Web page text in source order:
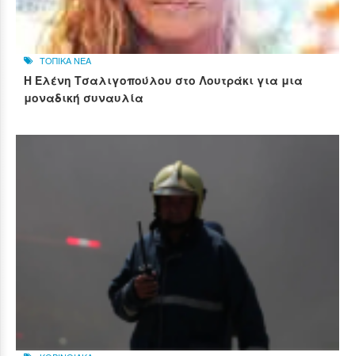
ΤΟΠΙΚΑ ΝΕΑ
Η Ελένη Τσαλιγοπούλου στο Λουτράκι για μια
μοναδική συναυλία